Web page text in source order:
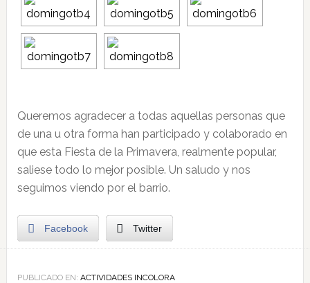
Queremos agradecer a todas aquellas personas que
de una u otra forma han participado y colaborado en
que esta Fiesta de la Primavera, realmente popular,
saliese todo lo mejor posible. Un saludo y nos
seguimos viendo por el barrio.
Facebook Twitter
PUBLICADO EN: ACTIVIDADES INCOLORA